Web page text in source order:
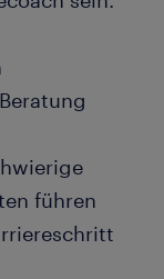
führen